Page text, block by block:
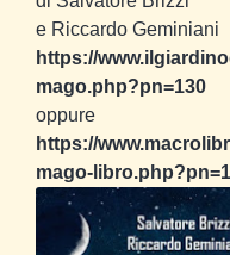
e Riccardo Geminiani
https://
mago.php?pn=130
oppure
https://
mago-